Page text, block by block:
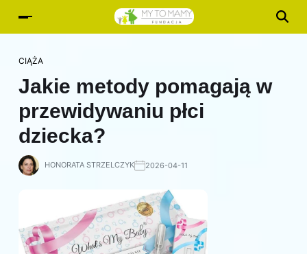
CIĄŻA
Jakie metody pomagają w
przewidywaniu płci
dziecka?
HONORATA STRZELCZYK 2026-04-11